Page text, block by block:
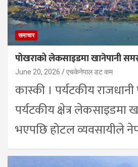
समाचार
पोखराको लेकसाइडमा खानेपानी
June 20, 2026 एचकेनेपाल डट कम
कास्की । पर्यटकीय
पर्यटकीय क्षेत्र लेकसाइडमा
भएपछि होटल व्यवसायीले